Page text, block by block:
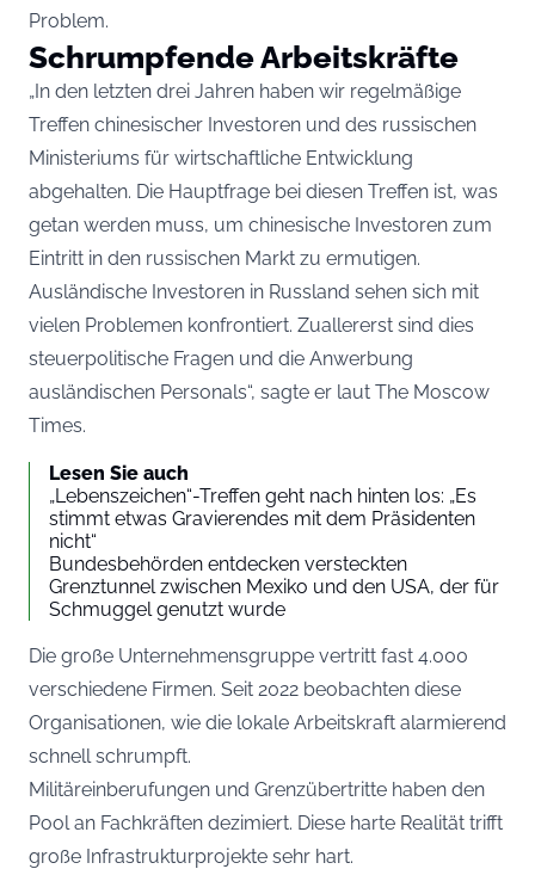
Problem.
Schrumpfende Arbeitskräfte
„In den letzten drei Jahren haben wir regelmäßige
Treffen chinesischer Investoren und des russischen
Ministeriums für wirtschaftliche Entwicklung
abgehalten. Die Hauptfrage bei diesen Treffen ist, was
getan werden muss, um chinesische Investoren zum
Eintritt in den russischen Markt zu ermutigen.
Ausländische Investoren in Russland sehen sich mit
vielen Problemen konfrontiert. Zuallererst sind dies
steuerpolitische Fragen und die Anwerbung
ausländischen Personals“, sagte er laut The Moscow
Times.
Lesen Sie auch
„Lebenszeichen“-Treffen geht nach hinten los: „Es
stimmt etwas Gravierendes mit dem Präsidenten
nicht“
Bundesbehörden entdecken versteckten
Grenztunnel zwischen Mexiko und den USA, der für
Schmuggel genutzt wurde
Die große Unternehmensgruppe vertritt fast 4.000
verschiedene Firmen. Seit 2022 beobachten diese
Organisationen, wie die lokale Arbeitskraft alarmierend
schnell schrumpft.
Militäreinberufungen und Grenzübertritte haben den
Pool an Fachkräften dezimiert. Diese harte Realität trifft
große Infrastrukturprojekte sehr hart.